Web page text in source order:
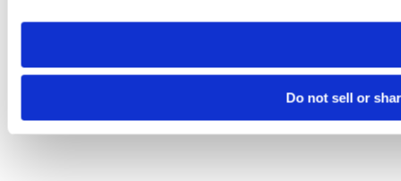
need to be set again.
Do not sell or